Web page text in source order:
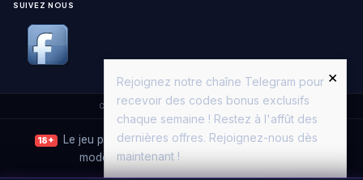
SUIVEZ NOUS
Copyright © 2026. All Rights Reserved. Casino Moon
Rejoignez notre chaîne Telegram pour
recevoir des codes bonus exclusifs
chaque semaine ! Restez à l'affût des
dernières offres. Rejoignez-nous dès
maintenant !
×
18+
Le jeu peut entraîner une dépendance. Jouez avec
modération.Joueurs Info Service